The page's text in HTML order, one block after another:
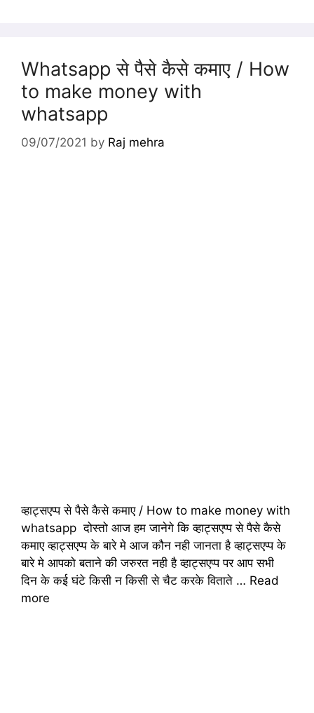
Whatsapp से पैसे कैसे कमाए / How
to make money with
whatsapp
09/07/2021 by Raj mehra
व्हाट्सएप्प से पैसे कैसे कमाए / How to make money with
whatsapp दोस्तो आज हम जानेगे कि व्हाट्सएप्प से पैसे कैसे
कमाए व्हाट्सएप्प के बारे मे आज कौन नही जानता है व्हाट्सएप्प के
बारे मे आपको बताने की जरुरत नही है व्हाट्सएप्प पर आप सभी
दिन के कई घंटे किसी न किसी से चैट करके विताते … Read
more